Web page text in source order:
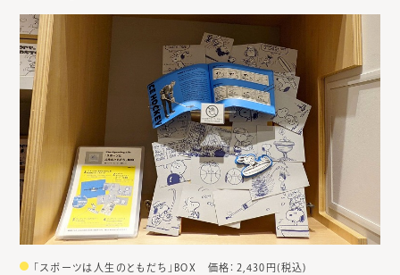
「スポーツは人生のともだち」BOX 価格：2,430円(税込)